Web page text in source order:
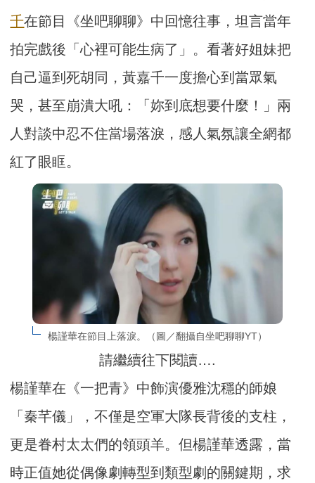
千在節目《坐吧聊聊》中回憶往事，坦言當年
拍完戲後「心裡可能生病了」。看著好姐妹把
自己逼到死胡同，黃嘉千一度擔心到當眾氣
哭，甚至崩潰大吼：「妳到底想要什麼！」兩
人對談中忍不住當場落淚，感人氣氛讓全網都
紅了眼眶。
楊謹華在節目上落淚。（圖／翻攝自坐吧聊聊YT）
請繼續往下閱讀….
楊謹華在《一把青》中飾演優雅沈穩的師娘
「秦芊儀」，不僅是空軍大隊長背後的支柱，
更是眷村太太們的領頭羊。但楊謹華透露，當
時正值她從偶像劇轉型到類型劇的關鍵期，求